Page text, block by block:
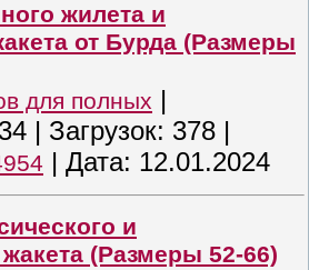
жилета и
от Бурда (Размеры
для полных |
| Загрузок: 378 |
| Дата: 12.01.2024
и
(Размеры 52-66)